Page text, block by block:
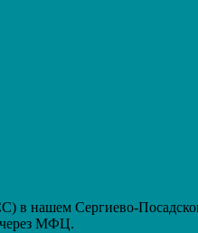
нашем Сергиево-
МФЦ.